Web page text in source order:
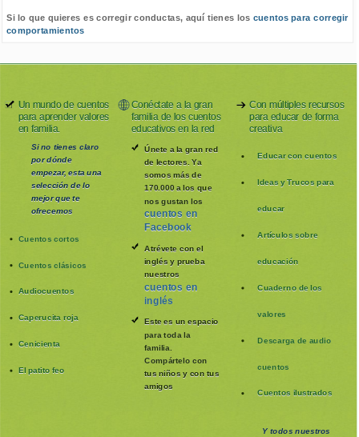
Si lo que quieres es corregir conductas, aquí tienes los cuentos para corregir
comportamientos
Un mundo de cuentos
para aprender valores
en familia.
Si no tienes claro
por dónde
empezar, esta una
selección de lo
mejor que te
ofrecemos
Cuentos cortos
Cuentos clásicos
Audiocuentos
Caperucita roja
Cenicienta
El patito feo
Conéctate a la gran
familia de los cuentos
educativos en la red
Únete a la gran red
de lectores. Ya
somos más de
170.000 a los que
nos gustan los
cuentos en
Facebook
Atrévete con el
inglés y prueba
nuestros
cuentos en
inglés
Este es un espacio
para toda la
familia
Compártelo con
tus niños y con tus
amigos
Con múltiples recursos
para educar de forma
creativa
Educar con cuentos
Ideas y Trucos para
educar
Artículos sobre
educación
Cuaderno de los
valores
Descarga de audio
cuentos
Cuentos ilustrados
Y todos nuestros